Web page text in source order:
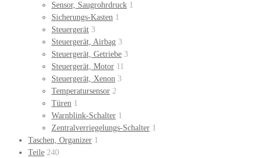
Sensor, Saugrohrdruck 1
Sicherungs-Kasten 1
Steuergerät 3
Steuergerät, Airbag 3
Steuergerät, Getriebe 3
Steuergerät, Motor 11
Steuergerät, Xenon 3
Temperatursensor 2
Türen 1
Warnblink-Schalter 1
Zentralverriegelungs-Schalter 1
Taschen, Organizer 1
Teile 240